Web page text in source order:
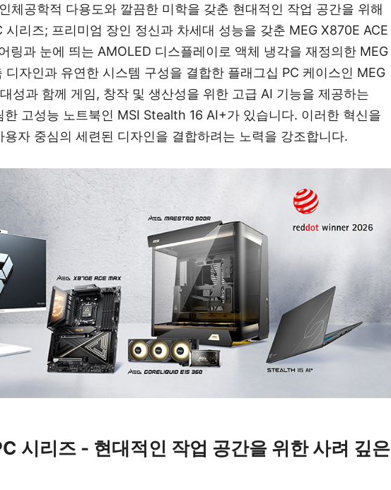
체공학적 다용도와 깔끔한 미학을 갖춘 현대적인 작업 공간을 위해
시리즈; 프리미엄 장인 정신과 차세대 성능을 갖춘 MEG X870E ACE
링과 눈에 띄는 AMOLED 디스플레이로 액체 냉각을 재정의한 MEG
디자인과 유연한 시스템 구성을 결합한 플래그십 PC 케이스인 MEG
성과 함께 게임, 창작 및 생산성을 위한 고급 AI 기능을 제공하는
고성능 노트북인 MSI Stealth 16 AI+가 있습니다. 이러한 혁신을
자 중심의 세련된 디자인을 결합하려는 노력을 강조합니다.
시리즈 - 현대적인 작업 공간을 위한 사려 깊은